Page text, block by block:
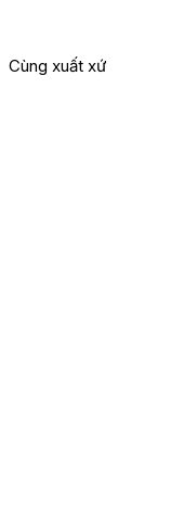
Cùng xuất xứ